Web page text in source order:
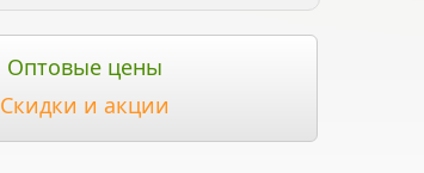
Оптовые цены
Скидки и акции